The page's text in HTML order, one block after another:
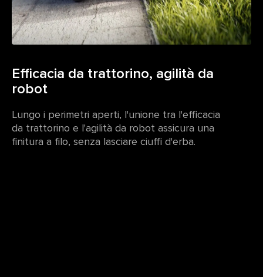
Efficacia da trattorino, agilità da
robot
Lungo i perimetri aperti, l'unione tra l'efficacia
da trattorino e l'agilità da robot assicura una
finitura a filo, senza lasciare ciuffi d'erba.